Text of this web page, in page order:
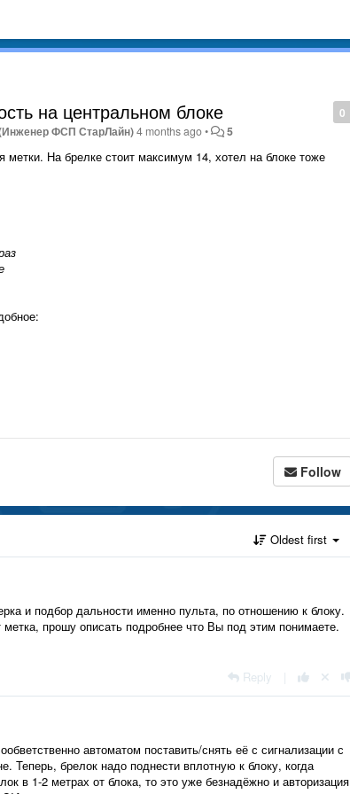
0
на центральном блоке
ФСП СтарЛайн)4 months ago• 5
метки. На брелке стоит максимум 14, хотел на блоке тоже
Follow
Oldest first
и подбор дальности именно пульта, по отношению к блоку.
прошу описать подробнее что Вы под этим понимаете.
Reply
автоматом поставить/снять её с сигнализации с
Теперь, брелок надо поднести вплотную к блоку, когда
в 1-2 метрах от блока, то это уже безнадёжно и авторизация